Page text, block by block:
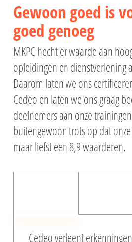
Gewoon goed is
goed genoeg
MKPC hecht er waarde aan
opleidingen en dienstverlening
Daarom laten we ons
Cedeo en laten we ons graag
deelnemers aan onze
buitengewoon trots op dat
maar liefst een 8,9 waarderen.
Cedeo verleent